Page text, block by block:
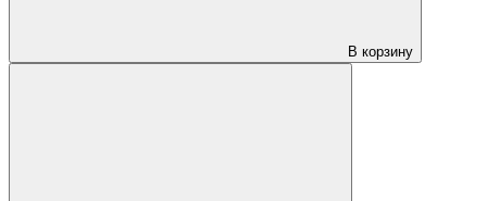
В корзину